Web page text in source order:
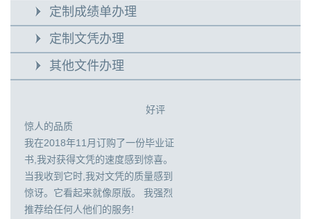
定制成绩单办理
定制文凭办理
其他文件办理
好评
惊人的品质
我在2018年11月订购了一份毕业证
书,我对获得文凭的速度感到惊喜。
当我收到它时,我对文凭的质量感到
惊讶。它看起来就像原版。 我强烈
推荐给任何人他们的服务!